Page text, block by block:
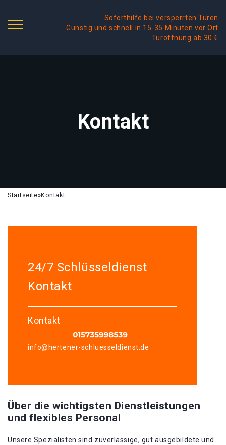
Soforthilfe bei versperrten Türen
Günstig und schnell in 15-35 Minuten vor Ort
Türöffnung ab 30 €
Kontakt
Startseite»Kontakt
24/7 Schlüsseldienst
Kontakt
Kontakt
info@hertener-schluesseldienst.de
Über die wichtigsten Dienstleistungen
und flexibles Personal
Unsere Spezialisten sind zuverlässige, gut ausgebildete und